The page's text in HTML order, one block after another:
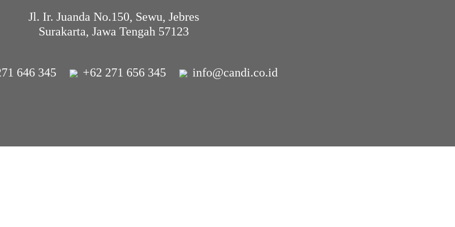
Jl. Ir. Juanda No.150, Sewu, Jebres
Surakarta, Jawa Tengah 57123
646 345 +62 271 656 345 info@candi.co.id